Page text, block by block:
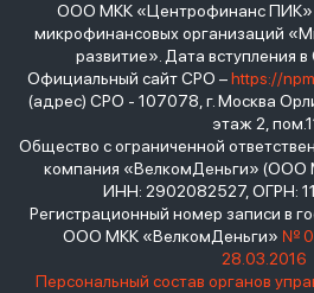
ООО МКК «Центрофинанс ПИК»
микрофинансовых организаций
развитие». Дата вступления в
Официальный сайт СРО –https://
(адрес) СРО - 107078, г. Москва
этаж 2,
Общество с ограниченной
компания «ВелкомДеньги» (ООО
ИНН: 2902082527, ОГРН:
Регистрационный номер записи в
ООО МКК «ВелкомДеньги» №
28.03.2016
Персональный состав органов